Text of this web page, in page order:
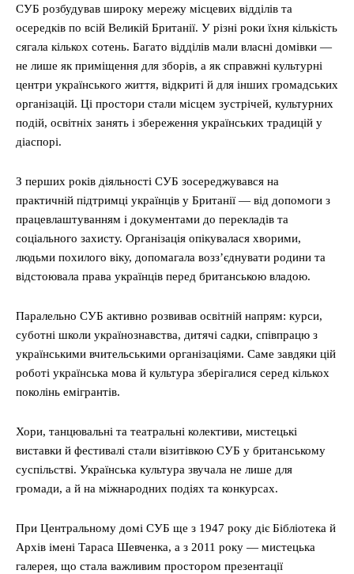
СУБ розбудував широку мережу місцевих відділів та
осередків по всій Великій Британії. У різні роки їхня кількість
сягала кількох сотень. Багато відділів мали власні домівки —
не лише як приміщення для зборів, а як справжні культурні
центри українського життя, відкриті й для інших громадських
організацій. Ці простори стали місцем зустрічей, культурних
подій, освітніх занять і збереження українських традицій у
діаспорі.
З перших років діяльності СУБ зосереджувався на
практичній підтримці українців у Британії — від допомоги з
працевлаштуванням і документами до перекладів та
соціального захисту. Організація опікувалася хворими,
людьми похилого віку, допомагала возз’єднувати родини та
відстоювала права українців перед британською владою.
Паралельно СУБ активно розвивав освітній напрям: курси,
суботні школи українознавства, дитячі садки, співпрацю з
українськими вчительськими організаціями. Саме завдяки цій
роботі українська мова й культура зберігалися серед кількох
поколінь емігрантів.
Хори, танцювальні та театральні колективи, мистецькі
виставки й фестивалі стали візитівкою СУБ у британському
суспільстві. Українська культура звучала не лише для
громади, а й на міжнародних подіях та конкурсах.
При Центральному домі СУБ ще з 1947 року діє Бібліотека й
Архів імені Тараса Шевченка, а з 2011 року — мистецька
галерея, що стала важливим простором презентації